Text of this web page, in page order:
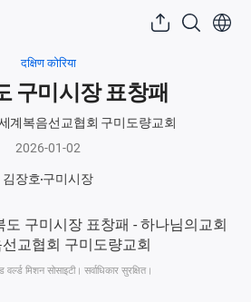
दक्षिण कोरिया
구미시장 표창패
계복음선교협회 구미도량교회
2026-01-02
김장호구미시장
मिशन सोसाइटी। सर्वाधिकार सुरक्षित।